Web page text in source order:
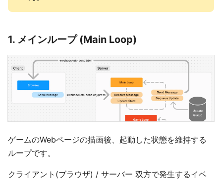
1. メインループ (Main Loop)
ゲームのWebページの描画後、起動した状態を維持する
ループです。
クライアント(ブラウザ) / サーバー 双方で発生するイベ